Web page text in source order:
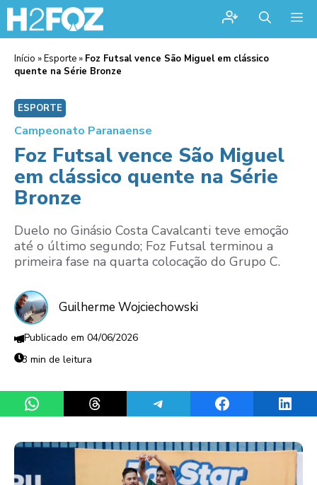
Início »Esporte » Foz Futsal vence São Miguel em clássico
quente na Série Bronze
ESPORTE
Campeonato Paranaense
Foz Futsal vence São Miguel
em clássico quente na Série
Bronze
Duelo no Ginásio Costa Cavalcanti teve emoção
até o último segundo; Foz Futsal terminou a
primeira fase na quarta colocação do Grupo C.
Guilherme Wojciechowski
04/06/2026
3 min de leitura
Share on WhatsAppShare on ThreadsShare on TelegramShare on Facebook